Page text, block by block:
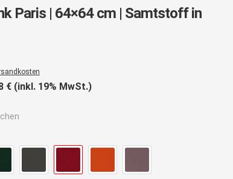
Paris | 64×64 cm | Samtstoff in
€ (inkl. 19% MwSt.)